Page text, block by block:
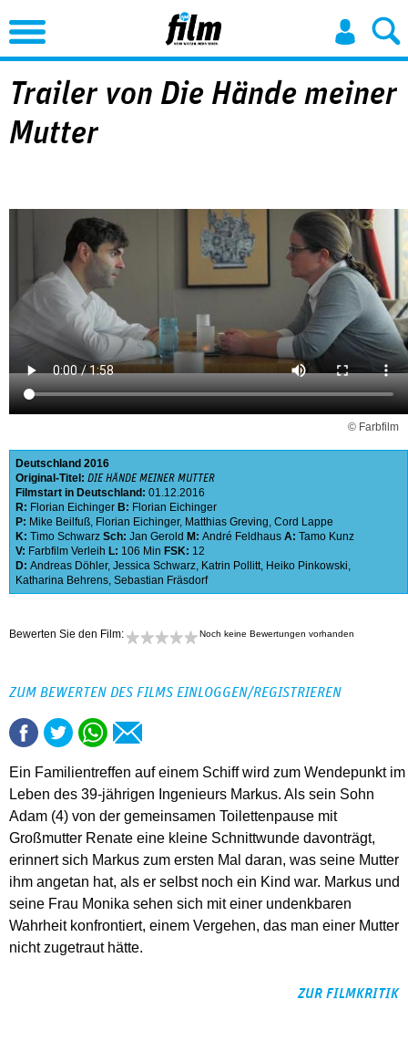
Jump to Navigation
Trailer von Die Hände meiner
Mutter
© Farbfilm
Deutschland 2016
Original-Titel: DIE HÄNDE MEINER MUTTER
Filmstart in Deutschland: 01.12.2016
R: Florian Eichinger B: Florian Eichinger
P: Mike Beilfuß, Florian Eichinger, Matthias Greving, Cord Lappe
K: Timo Schwarz Sch: Jan Gerold M: André Feldhaus A: Tamo Kunz
V: Farbfilm Verleih L: 106 Min FSK: 12
D: Andreas Döhler, Jessica Schwarz, Katrin Pollitt, Heiko Pinkowski,
Katharina Behrens, Sebastian Fräsdorf
Bewerten Sie den Film: Noch keine Bewertungen vorhanden
ZUM BEWERTEN DES FILMS EINLOGGEN/REGISTRIEREN
Ein Familientreffen auf einem Schiff wird zum Wendepunkt im
Leben des 39-jährigen Ingenieurs Markus. Als sein Sohn
Adam (4) von der gemeinsamen Toilettenpause mit
Großmutter Renate eine kleine Schnittwunde davonträgt,
erinnert sich Markus zum ersten Mal daran, was seine Mutter
ihm angetan hat, als er selbst noch ein Kind war. Markus und
seine Frau Monika sehen sich mit einer undenkbaren
Wahrheit konfrontiert, einem Vergehen, das man einer Mutter
nicht zugetraut hätte.
ZUR FILMKRITIK